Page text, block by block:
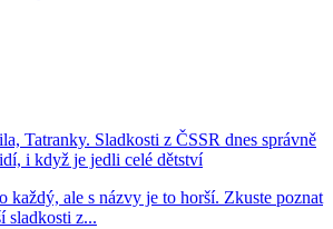
Tatranky. Sladkosti z ČSSR dnes správně
i když je jedli celé dětství
každý, ale s názvy je to horší. Zkuste poznat
sladkosti z...